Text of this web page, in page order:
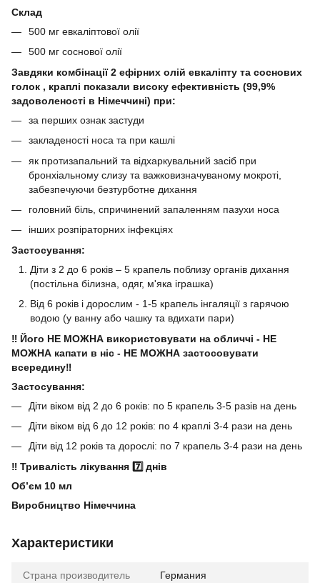
Склад
500 мг евкаліптової олії
500 мг соснової олії
Завдяки комбінації 2 ефірних олій евкаліпту та соснових
голок , краплі показали високу ефективність (99,9%
задоволеності в Німеччині) при:
за перших ознак застуди
закладеності носа та при кашлі
як протизапальний та відхаркувальний засіб при
бронхіальному слизу та важковизначуваному мокроті,
забезпечуючи безтурботне дихання
головний біль, спричинений запаленням пазухи носа
інших розпіраторних інфекціях
Застосування:
Діти з 2 до 6 років – 5 крапель поблизу органів дихання
(постільна білизна, одяг, м'яка іграшка)
Від 6 років і дорослим - 1-5 крапель інгаляції з гарячою
водою (у ванну або чашку та вдихати пари)
‼️ Його НЕ МОЖНА використовувати на обличчі - НЕ
МОЖНА капати в ніс - НЕ МОЖНА застосовувати
всередину‼️
Застосування:
Діти віком від 2 до 6 років: по 5 крапель 3-5 разів на день
Діти віком від 6 до 12 років: по 4 краплі 3-4 рази на день
Діти від 12 років та дорослі: по 7 крапель 3-4 рази на день
‼️ Тривалість лікування 7️⃣ днів
Обʼєм 10 мл
Виробництво Німеччина
Характеристики
Страна производитель Германия